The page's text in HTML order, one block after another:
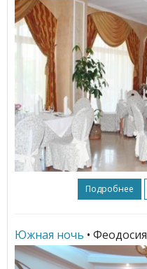
Подробнее
Южная ночь • Феодосия